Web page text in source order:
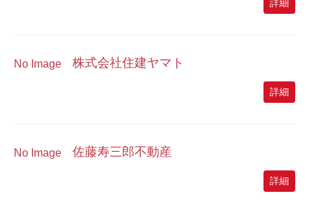
詳細
No Image 株式会社住建ヤマト
詳細
No Image 佐藤寿三郎不動産
詳細